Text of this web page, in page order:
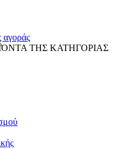
αγοράς
ΤΗΣ ΚΑΤΗΓΟΡΙΑΣ